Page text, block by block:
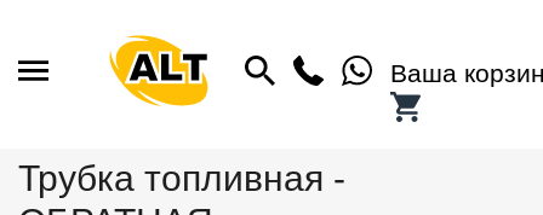
Ваша
Трубка топливная -